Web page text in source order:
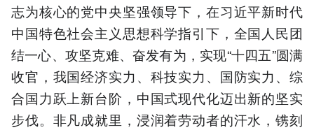
志为核心的党中央坚强领导下，在习近平新时代
中国特色社会主义思想科学指引下，全国人民团
结一心、攻坚克难、奋发有为，实现“十四五”圆满
收官，我国经济实力、科技实力、国防实力、综
合国力跃上新台阶，中国式现代化迈出新的坚实
步伐。非凡成就里，浸润着劳动者的汗水，镌刻